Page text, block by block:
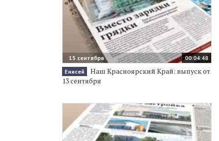
00:04:48
15 сентября
Енисей
Наш Красноярский Край: выпуск от
13 сентября